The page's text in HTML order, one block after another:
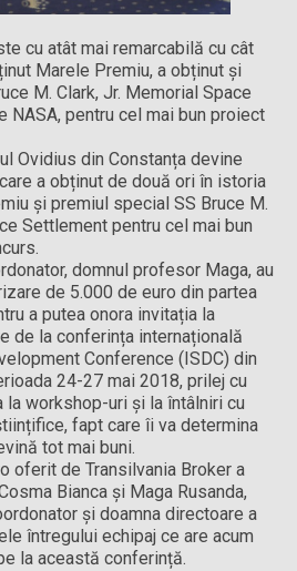
cu atât mai remarcabilă cu cât
Marele Premiu, a obținut și
M. Clark, Jr. Memorial Space
pentru cel mai bun proiect
Ovidius din Constanța devine
a obținut de două ori în istoria
și premiul special SS Bruce M.
Settlement pentru cel mai bun
domnul profesor Maga, au
de 5.000 de euro din partea
a putea onora invitația la
de la conferința internațională
Conference (ISDC) din
24-27 mai 2018, prilej cu
la workshop-uri și la întâlniri cu
fapt care îi va determina
tot mai buni.
oferit de Transilvania Broker a
Bianca și Maga Rusanda,
și doamna directoare a
întregului echipaj ce are acum
la această conferință.